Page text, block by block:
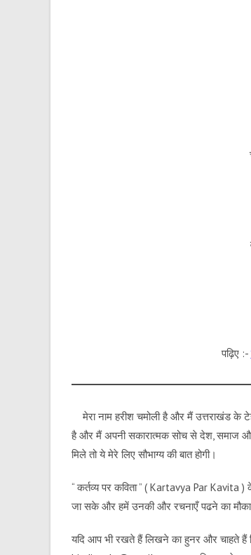
पढ़िए :-
मेरा नाम हरीश चमोली है और मैं उत्तराखंड के
है और मैं अपनी सकारात्मक सोच से देश, समाज
मिले तो ये मेरे लिए सौभाग्य की बात होगी।
“ कर्तव्य पर कविता ” ( Kartavya Par
जा सके और हमें उनकी और रचनाएँ पढने का
यदि आप भी रखते हैं लिखने का हुनर और चाहते हैं